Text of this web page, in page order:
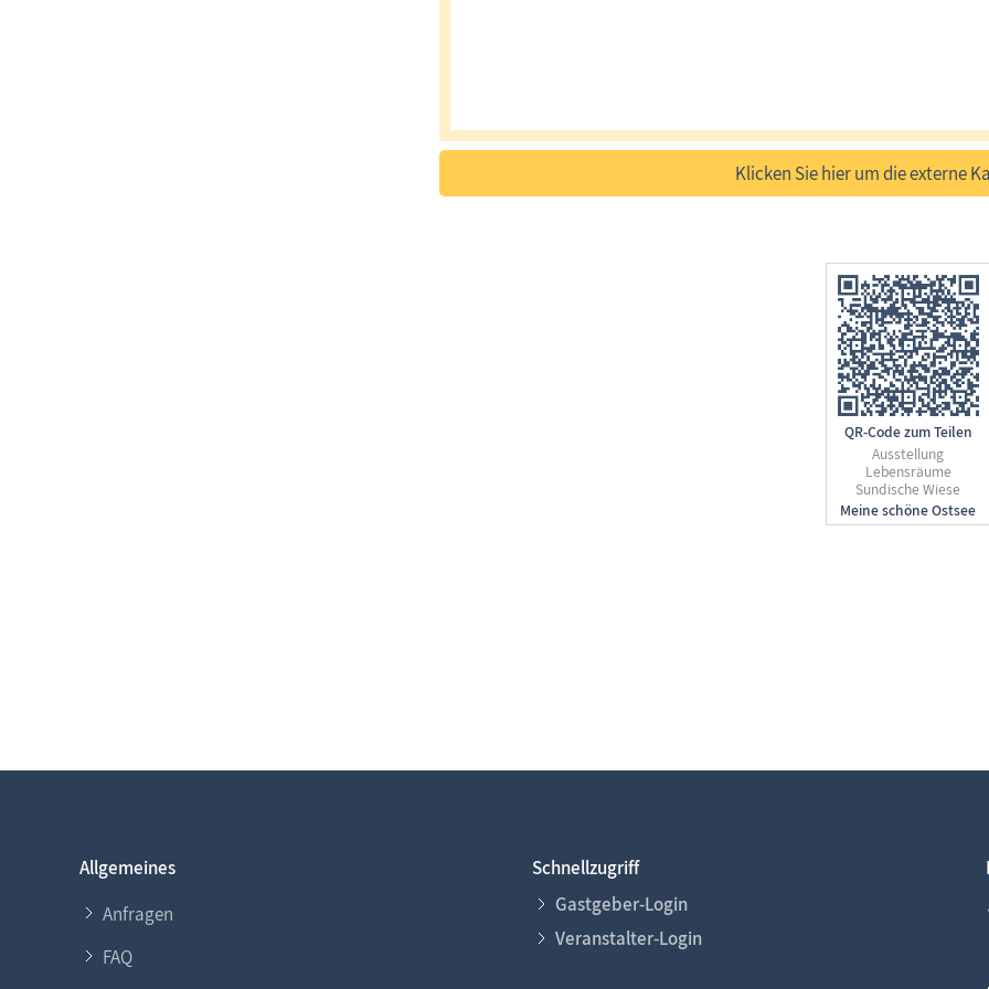
Klicken Sie hier um die externe
QR-Code zum Teilen
Ausstellung
Lebensräume
Sundische Wiese
Allgemeines
Anfragen
FAQ
Schnellzugriff
Gastgeber-Login
Veranstalter-Login